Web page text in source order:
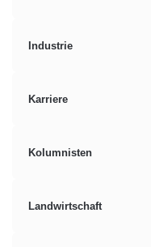
Industrie
Karriere
Kolumnisten
Landwirtschaft